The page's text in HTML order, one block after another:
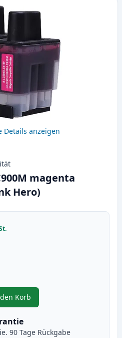
Details anzeigen
magenta
Hero)
um anzupassen
Korb
, 2 stück Brother LC900M
90 Tage Rückgabe